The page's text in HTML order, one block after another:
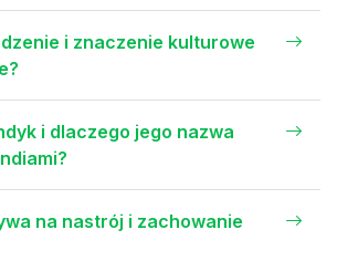
i znaczenie kulturowe
i dlaczego jego nazwa
na nastrój i zachowanie